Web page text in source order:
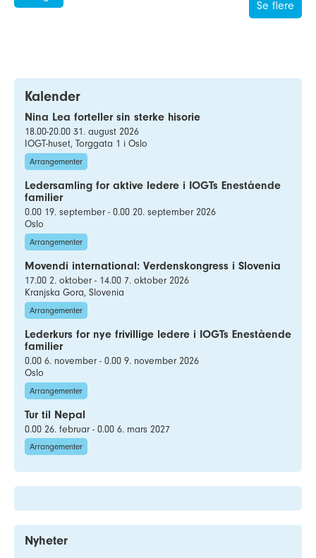
Se flere
Kalender
Nina Lea forteller sin sterke hisorie
18.00-20.00 31. august 2026
IOGT-huset, Torggata 1 i Oslo
Arrangementer
Ledersamling for aktive ledere i IOGTs Enestående
familier
0.00 19. september - 0.00 20. september 2026
Oslo
Arrangementer
Movendi international: Verdenskongress i Slovenia
17.00 2. oktober - 14.00 7. oktober 2026
Kranjska Gora, Slovenia
Arrangementer
Lederkurs for nye frivillige ledere i IOGTs Enestående
familier
0.00 6. november - 0.00 9. november 2026
Oslo
Arrangementer
Tur til Nepal
0.00 26. februar - 0.00 6. mars 2027
Arrangementer
Nyheter